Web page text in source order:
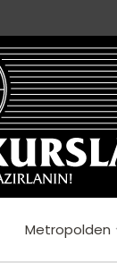
Metropolden